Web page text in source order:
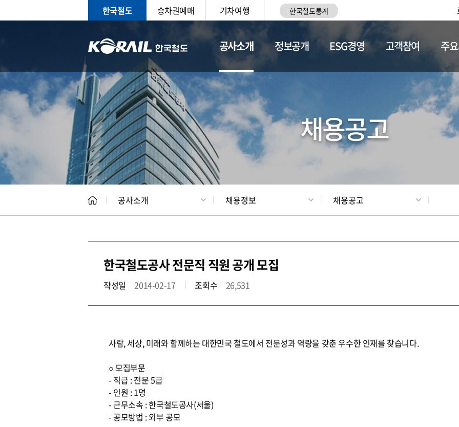
한국철도 승차권예매 기차여행 한국철도통계
공사소개
CEO 일반현황 채용정보
정보공개 ESG경영 고객참여 주
채용공고
공사소개 채용정보 채용공고
한국철도공사 전문직 직원 공개 모집
작성일 2014-02-17 조회수 26,531
사람, 세상, 미래와 함께하는 대한민국 철도에서 전문성과 역량을 갖춘 우수한 인재를 찾습니다.
○ 모집부문
- 직급 : 전문 5급
- 인원 : 1명
- 근무소속 : 한국철도공사(서울)
- 공모방법 : 외부 공모